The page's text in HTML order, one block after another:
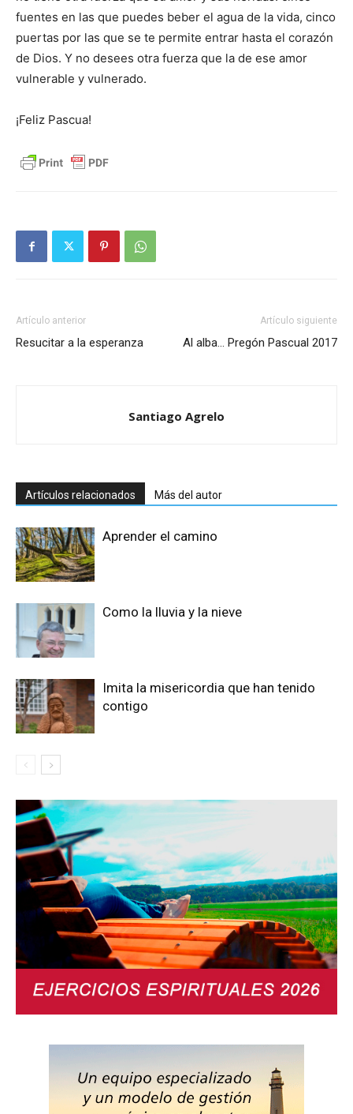
fuentes en las que puedes beber el agua de la vida, cinco
puertas por las que se te permite entrar hasta el corazón
de Dios. Y no desees otra fuerza que la de ese amor
vulnerable y vulnerado.
¡Feliz Pascua!
Artículo anterior
Resucitar a la esperanza
Artículo siguiente
Al alba… Pregón Pascual 2017
Santiago Agrelo
Artículos relacionados Más del autor
Aprender el camino
Como la lluvia y la nieve
Imita la misericordia que han tenido
contigo